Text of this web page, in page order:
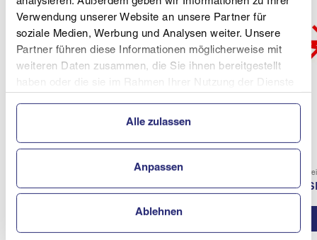
Verwendung unserer Website an unsere Partner für
soziale Medien, Werbung und Analysen weiter. Unsere
Partner führen diese Informationen möglicherweise mit
weiteren Daten zusammen, die Sie ihnen bereitgestellt
Alle zulassen
Anpassen
Ablehnen
ASKÖ Schiclub Neukirchen / En